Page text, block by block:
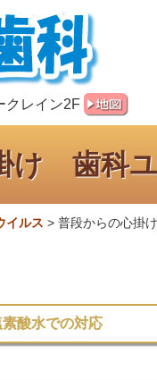
クレイン2F
け 歯科
イルス > 普段からの心掛
酸水での対応